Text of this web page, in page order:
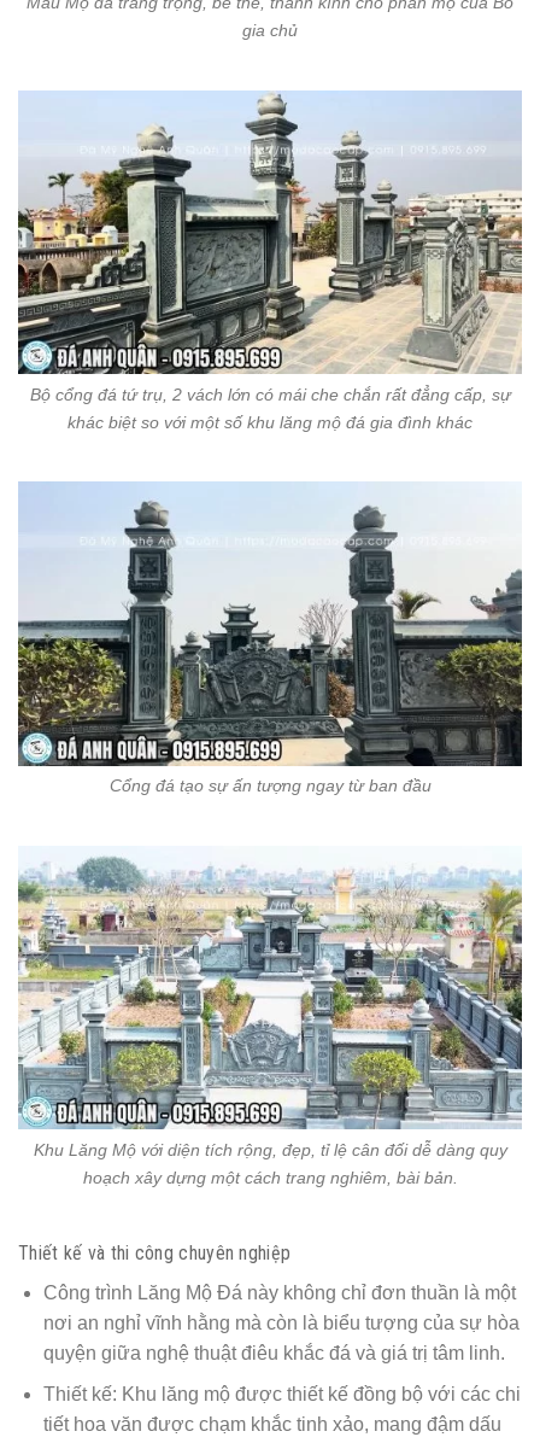
gia chủ
Bộ cổng đá tứ trụ, 2 vách lớn có mái che chắn rất đẳng cấp, sự
khác biệt so với một số khu lăng mộ đá gia đình khác
Cổng đá tạo sự ấn tượng ngay từ ban đầu
Khu Lăng Mộ với diện tích rộng, đẹp, tỉ lệ cân đối dễ dàng quy
hoạch xây dựng một cách trang nghiêm, bài bản.
Thiết kế và thi công chuyên nghiệp
Công trình Lăng Mộ Đá này không chỉ đơn thuần là một
nơi an nghỉ vĩnh hằng mà còn là biểu tượng của sự hòa
quyện giữa nghệ thuật điêu khắc đá và giá trị tâm linh.
Thiết kế: Khu lăng mộ được thiết kế đồng bộ với các chi
tiết hoa văn được chạm khắc tinh xảo, mang đậm dấu